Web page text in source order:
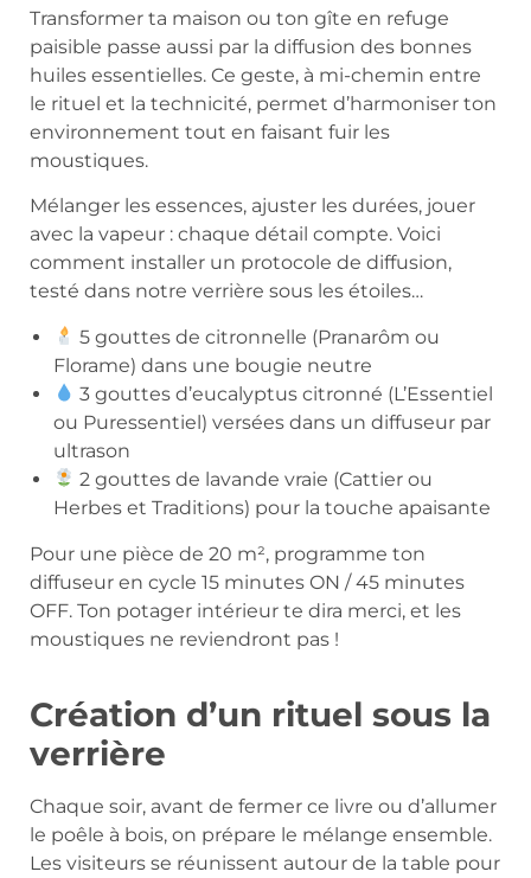
Transformer ta maison ou ton gîte en refuge
paisible passe aussi par la diffusion des bonnes
huiles essentielles. Ce geste, à mi-chemin entre
le rituel et la technicité, permet d’harmoniser ton
environnement tout en faisant fuir les
moustiques.
Mélanger les essences, ajuster les durées, jouer
avec la vapeur : chaque détail compte. Voici
comment installer un protocole de diffusion,
testé dans notre verrière sous les étoiles…
5 gouttes de citronnelle (Pranarôm ou
Florame) dans une bougie neutre
3 gouttes d’eucalyptus citronné (L’Essentiel
ou Puressentiel) versées dans un diffuseur par
ultrason
2 gouttes de lavande vraie (Cattier ou
Herbes et Traditions) pour la touche apaisante
Pour une pièce de 20 m², programme ton
diffuseur en cycle 15 minutes ON / 45 minutes
OFF. Ton potager intérieur te dira merci, et les
moustiques ne reviendront pas !
Création d’un rituel sous la
verrière
Chaque soir, avant de fermer ce livre ou d’allumer
le poêle à bois, on prépare le mélange ensemble.
Les visiteurs se réunissent autour de la table pour